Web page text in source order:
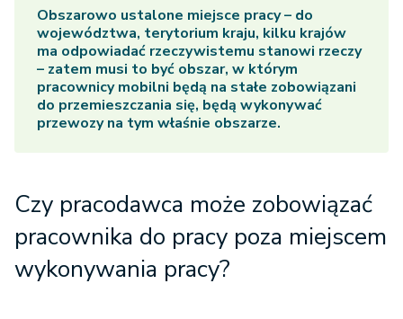
Obszarowo ustalone miejsce pracy – do
województwa, terytorium kraju, kilku krajów
ma odpowiadać rzeczywistemu stanowi rzeczy
– zatem musi to być obszar, w którym
pracownicy mobilni będą na stałe zobowiązani
do przemieszczania się, będą wykonywać
przewozy na tym właśnie obszarze.
Czy pracodawca może zobowiązać
pracownika do pracy poza miejscem
wykonywania pracy?